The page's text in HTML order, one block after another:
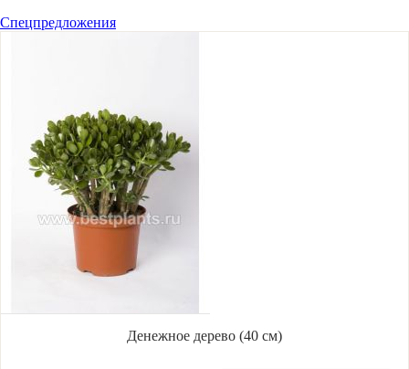
Спецпредложения
Денежное дерево (40 cм)